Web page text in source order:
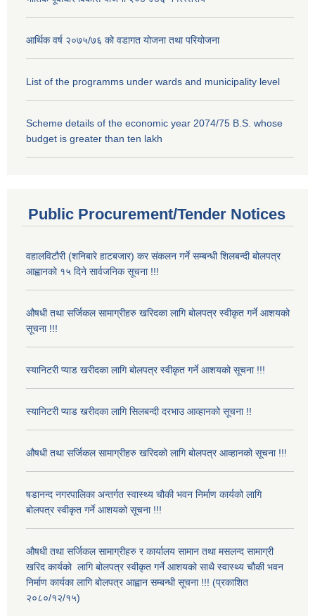
आर्थिक वर्ष २०७५/७६ को वडागत योजना तथा परियोजना
List of the programms under wards and municipality level
Scheme details of the economic year 2074/75 B.S. whose
budget is greater than ten lakh
Public Procurement/Tender Notices
वहालविटौरी (शनिबारे हाटबजार) कर संकलन गर्ने सम्बन्धी शिलबन्दी बोलपत्र
आह्वानको १५ दिने सार्वजनिक सूचना !!!
औषधी तथा सर्जिकल सामाग्रीहरु खरिदका लागि बोलपत्र स्वीकृत गर्ने आशयको
सूचना !!!
स्यानिटरी प्याड खरीदका लागि बोलपत्र स्वीकृत गर्ने आशयको सूचना !!!
स्यानिटरी प्याड खरीदका लागि सिलबन्दी दरभाउ आव्हानको सूचना !!
औषधी तथा सर्जिकल सामाग्रीहरु खरिदको लागि बोलपत्र आव्हानको सूचना !!!
षडानन्द नगरपालिका अन्तर्गत स्वास्थ्य चौकी भवन निर्माण कार्यको लागि
बोलपत्र स्वीकृत गर्ने आशयको सूचना !!!
औषधी तथा सर्जिकल सामाग्रीहरु र कार्यालय सामान तथा मसलन्द सामाग्री
खरिद कार्यको लागि बोलपत्र स्वीकृत गर्ने आशयको साथै स्वास्थ्य चौकी भवन
निर्माण कार्यका लागि बोलपत्र आह्वान सम्बन्धी सूचना !!! (प्रकाशित
२०८०/१२/१५)